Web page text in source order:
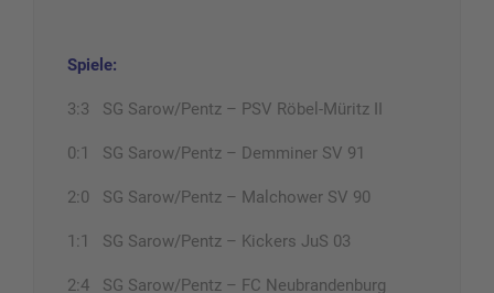
Spiele:
3:3 SG Sarow/Pentz – PSV Röbel-Müritz II
0:1 SG Sarow/Pentz – Demminer SV 91
2:0 SG Sarow/Pentz – Malchower SV 90
1:1 SG Sarow/Pentz – Kickers JuS 03
2:4 SG Sarow/Pentz – FC Neubrandenburg